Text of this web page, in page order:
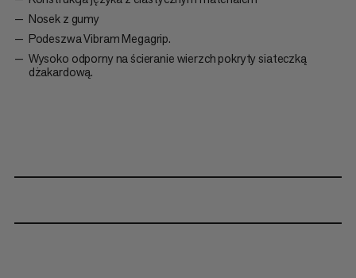
Nosek z gumy
Podeszwa Vibram Megagrip.
Wysoko odporny na ścieranie wierzch pokryty siateczką
dżakardową.